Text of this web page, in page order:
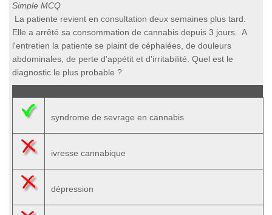
Simple MCQ
La patiente revient en consultation deux semaines plus tard.
Elle a arrêté sa consommation de cannabis depuis 3 jours. A
l'entretien la patiente se plaint de céphalées, de douleurs
abdominales, de perte d'appétit et d'irritabilité. Quel est le
diagnostic le plus probable ?
syndrome de sevrage en cannabis
ivresse cannabique
dépression